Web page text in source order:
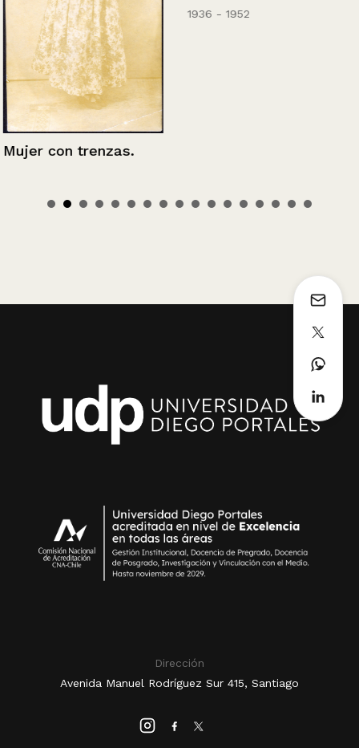
Mujer con trenzas.
1936 - 1952
Dirección
Avenida Manuel Rodríguez Sur 415, Santiago